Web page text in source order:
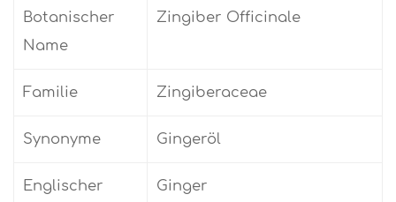
Botanischer
Name
Zingiber Officinale
Familie Zingiberaceae
Synonyme Gingeröl
Englischer
Ginger